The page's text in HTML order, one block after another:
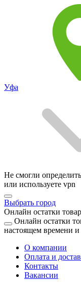
Уфа
Не смогли
или используете vpn
Выбрать город
Онлайн остатки
Онлайн остатки
настоящем времени и
О компании
Оплата и
Контакты
Вакансии